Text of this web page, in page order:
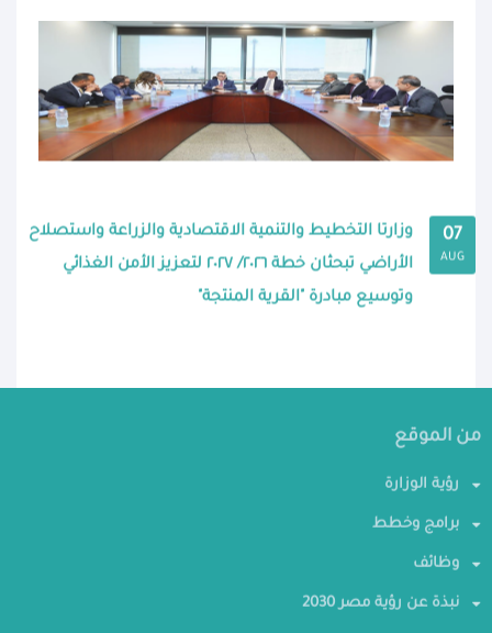
07
AUG
وزارتا التخطيط والتنمية الاقتصادية والزراعة واستصلاح
الأراضي تبحثان خطة ٢٠٢٦/ ٢٠٢٧ لتعزيز الأمن الغذائي
وتوسيع مبادرة "القرية المنتجة"
من الموقع
رؤية الوزارة
برامج وخطط
وظائف
نبذة عن رؤية مصر 2030